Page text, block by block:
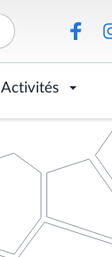
Activités